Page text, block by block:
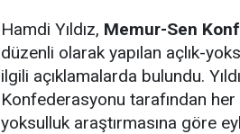
Hamdi Yıldız, Memur-Sen
düzenli olarak yapılan açlık-
ilgili açıklamalarda bulundu.
Konfederasyonu tarafından her
yoksulluk araştırmasına göre